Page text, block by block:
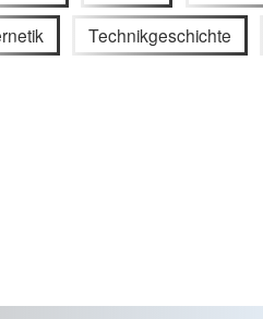
Technikgeschichte